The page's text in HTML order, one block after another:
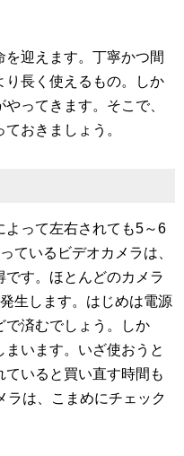
迎えます。丁寧かつ間
り長く使えるもの。しか
ってきます。そこで、
おきましょう。
よって左右されても5～6
ているビデオカメラは、
す。ほとんどのカメラ
生します。はじめは電源
で済むでしょう。しか
います。いざ使おうと
いると買い直す時間も
ラは、こまめにチェック